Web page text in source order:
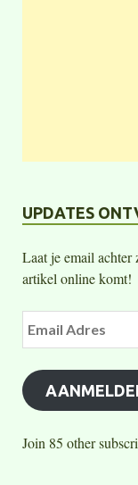
UPDATES
Laat je email achter
artikel online komt!
Join 85 other